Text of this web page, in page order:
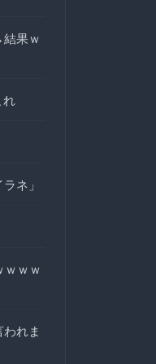
果ｗ
れ
ネ」
ｗｗｗ
れま